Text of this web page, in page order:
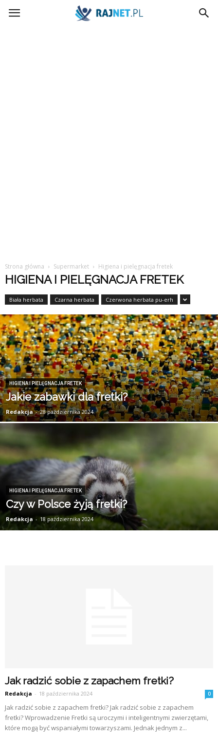
rajnet.pl
Strona główna Supermarket Higiena i pielęgnacja fretek
HIGIENA I PIELĘGNACJA FRETEK
Biała herbata Czarna herbata Czerwona herbata pu-erh
HIGIENA I PIELĘGNACJA FRETEK
Jakie zabawki dla fretki?
Redakcja - 28 października 2024
HIGIENA I PIELĘGNACJA FRETEK
Czy w Polsce żyją fretki?
Redakcja - 18 października 2024
Jak radzić sobie z zapachem fretki?
Redakcja - 18 października 2024 0
Jak radzić sobie z zapachem fretki? Jak radzić sobie z zapachem
fretki? Wprowadzenie Fretki są uroczymi i inteligentnymi zwierzętami,
które mogą być wspaniałymi towarzyszami. Jednak jednym z...